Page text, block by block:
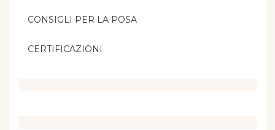
CONSIGLI PER LA POSA
CERTIFICAZIONI